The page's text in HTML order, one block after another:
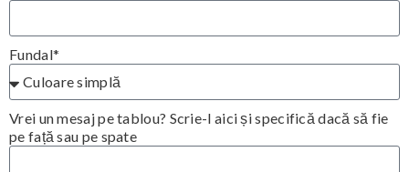
Fundal*
Vrei un mesaj pe tablou? Scrie-l aici și specifică dacă să fie
pe față sau pe spate